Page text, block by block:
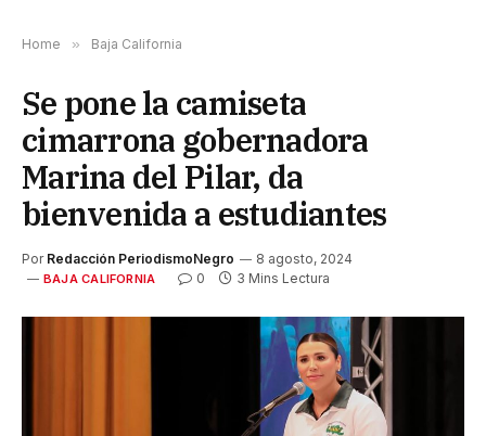
Home » Baja California
Se pone la camiseta
cimarrona gobernadora
Marina del Pilar, da
bienvenida a estudiantes
Por Redacción PeriodismoNegro 8 agosto, 2024
BAJA CALIFORNIA 0 3 Mins Lectura